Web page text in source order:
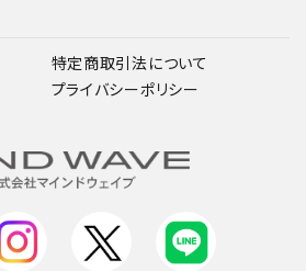
特定商取引法について
プライバシーポリシー